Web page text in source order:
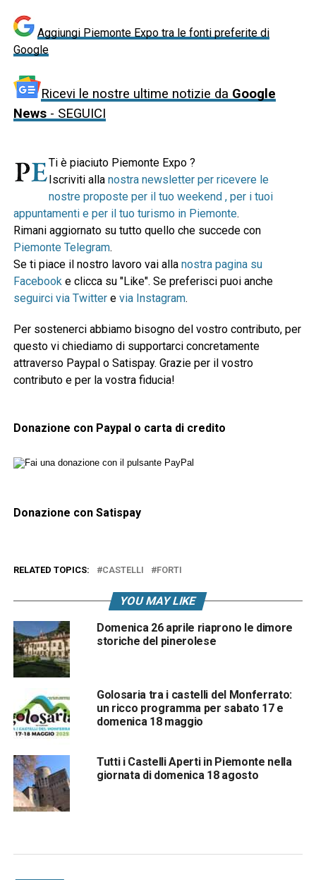
Aggiungi Piemonte Expo tra le fonti preferite di
Google
Ricevi le nostre ultime notizie da Google
News- SEGUICI
Ti è piaciuto Piemonte Expo ?
Iscriviti alla nostra newsletter per ricevere le
nostre proposte per il tuo weekend , per i tuoi
appuntamenti e per il tuo turismo in Piemonte.
Rimani aggiornato su tutto quello che succede con
Piemonte Telegram.
Se ti piace il nostro lavoro vai alla nostra pagina su
Facebook e clicca su "Like". Se preferisci puoi anche
seguirci via Twittere via Instagram.
Per sostenerci abbiamo bisogno del vostro contributo, per
questo vi chiediamo di supportarci concretamente
attraverso Paypal o Satispay. Grazie per il vostro
contributo e per la vostra fiducia!
Donazione con Paypal o carta di credito
Donazione con Satispay
RELATED TOPICS: CASTELLI FORTI
YOU MAY LIKE
Domenica 26 aprile riaprono le dimore
storiche del pinerolese
Golosaria tra i castelli del Monferrato:
un ricco programma per sabato 17 e
domenica 18 maggio
Tutti i Castelli Aperti in Piemonte nella
giornata di domenica 18 agosto